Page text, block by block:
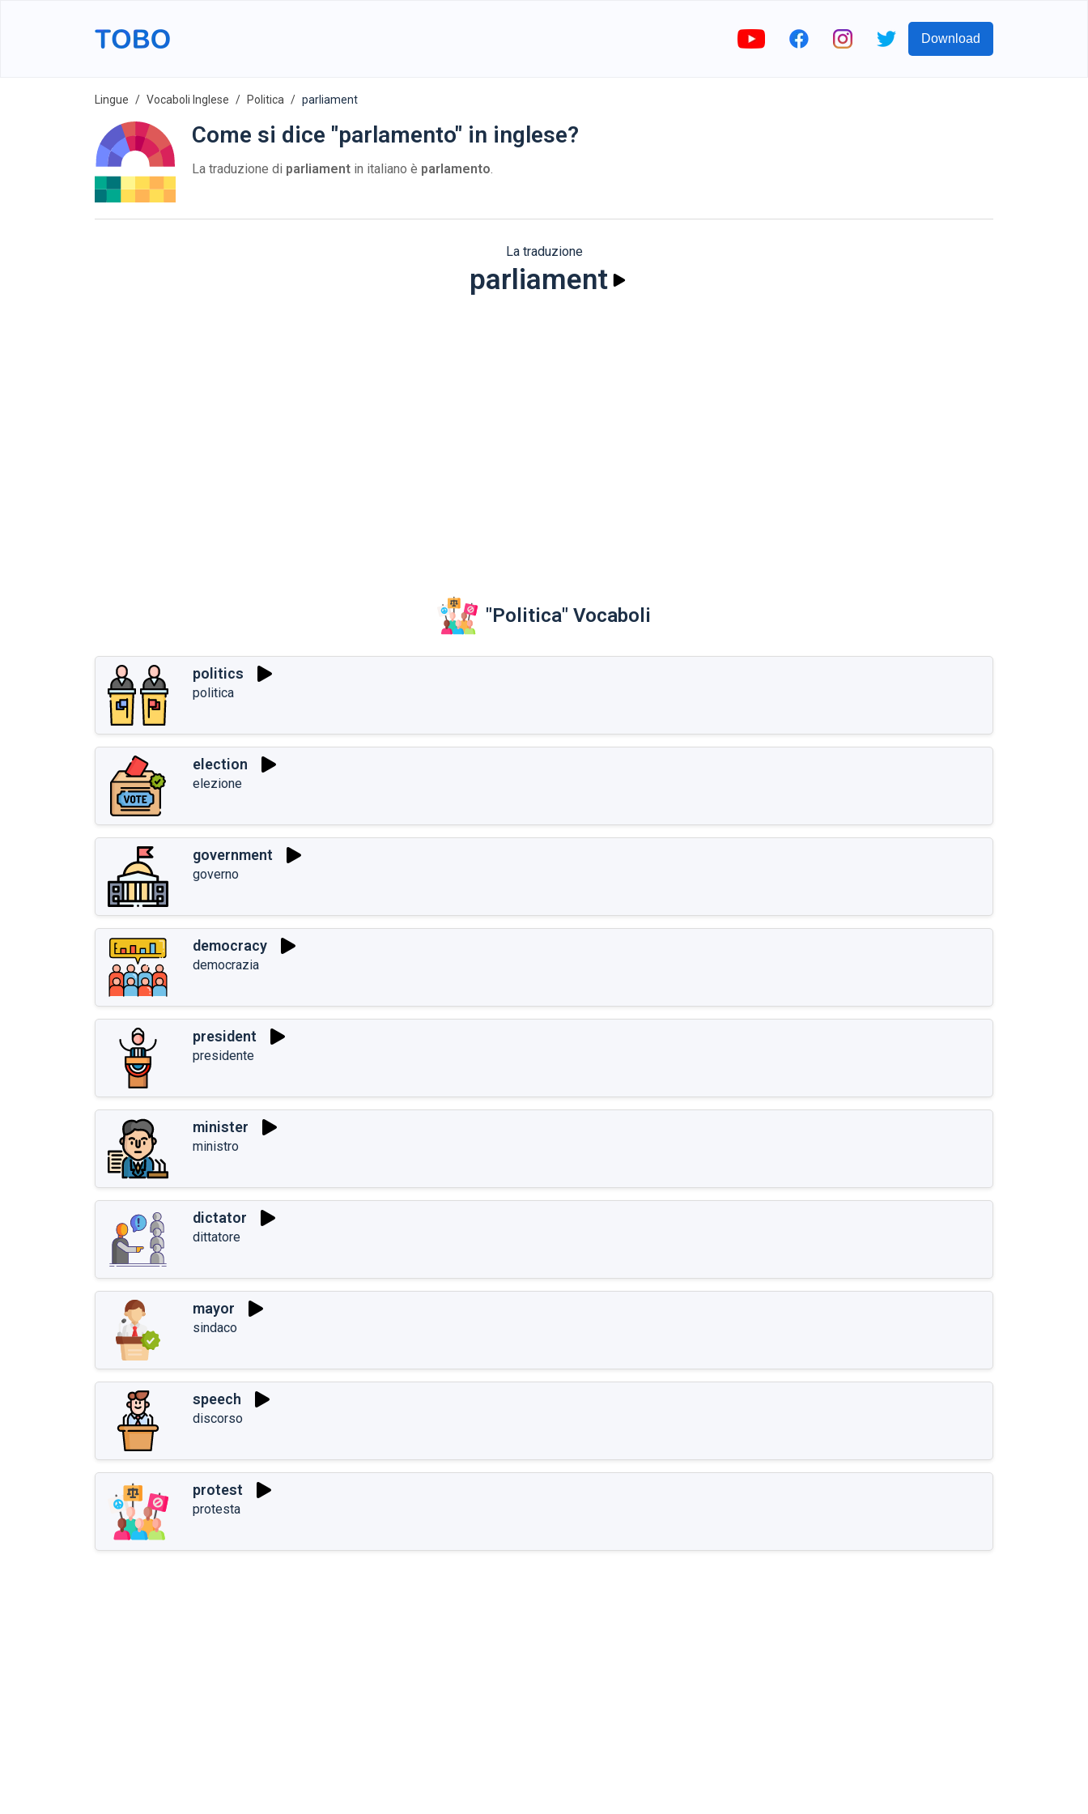
Download
Lingue Vocaboli Inglese Politica parliament
Come si dice "parlamento" in inglese?
La traduzione di parliament in italiano è parlamento.
La traduzione
parliament
"Politica" Vocaboli
politics
politica
election
elezione
government
governo
democracy
democrazia
president
presidente
minister
ministro
dictator
dittatore
mayor
sindaco
speech
discorso
protest
protesta